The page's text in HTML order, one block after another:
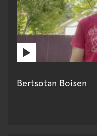
Bertsotan Boisen